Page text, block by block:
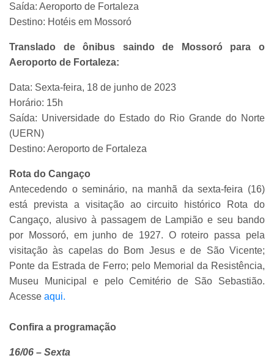
Saída: Aeroporto de Fortaleza
Destino: Hotéis em Mossoró
Translado de ônibus saindo de Mossoró para o
Aeroporto de Fortaleza:
Data: Sexta-feira, 18 de junho de 2023
Horário: 15h
Saída: Universidade do Estado do Rio Grande do Norte
(UERN)
Destino: Aeroporto de Fortaleza
Rota do Cangaço
Antecedendo o seminário, na manhã da sexta-feira (16)
está prevista a visitação ao circuito histórico Rota do
Cangaço, alusivo à passagem de Lampião e seu bando
por Mossoró, em junho de 1927. O roteiro passa pela
visitação às capelas do Bom Jesus e de São Vicente;
Ponte da Estrada de Ferro; pelo Memorial da Resistência,
Museu Municipal e pelo Cemitério de São Sebastião.
Acesse aqui.
Confira a programação
16/06 – Sexta